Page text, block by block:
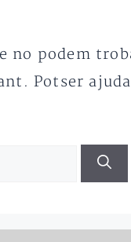
no podem
Potser